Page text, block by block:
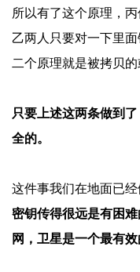
所以有了这个原理，
乙两人只要对一下里
二个原理就是被拷贝的
只要上述这两条做到
全的。
这件事我们在地面已经
密钥传得很远是有困
网，卫星是一个最有效